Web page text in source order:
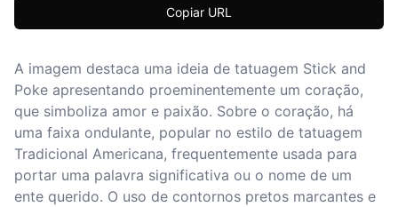
Copiar URL
A imagem destaca uma ideia de tatuagem Stick and
Poke apresentando proeminentemente um coração,
que simboliza amor e paixão. Sobre o coração, há
uma faixa ondulante, popular no estilo de tatuagem
Tradicional Americana, frequentemente usada para
portar uma palavra significativa ou o nome de um
ente querido. O uso de contornos pretos marcantes e